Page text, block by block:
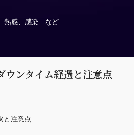
熱感、感染 など
ウンタイム経過と注意点
と注意点